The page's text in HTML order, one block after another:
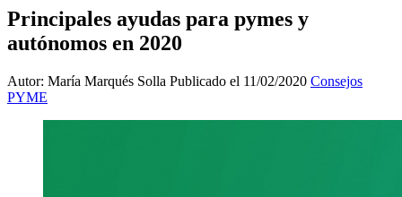
Principales ayudas para pymes y
autónomos en 2020
Autor: María Marqués Solla Publicado el 11/02/2020 Consejos
PYME